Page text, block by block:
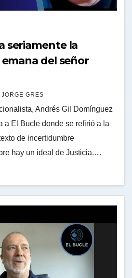
seriamente la
del señor
JORGE GRES
Andrés Gil Domínguez
a El Bucle donde se refirió a la
de incertidumbre
hay un ideal de Justicia.…